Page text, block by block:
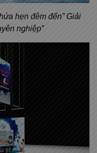
hẹn đêm đến” Giải
nghiệp”